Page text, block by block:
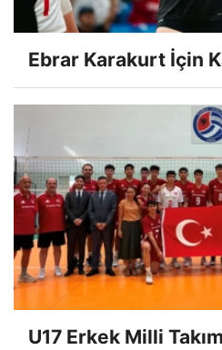
Ebrar Karakurt İçin
U17 Erkek Milli